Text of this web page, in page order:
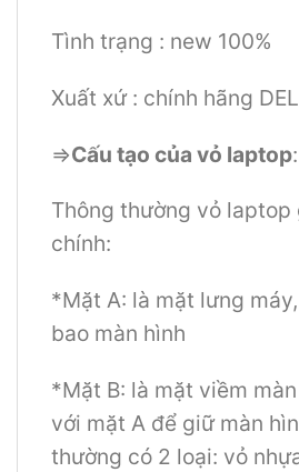
Tình trạng : new 100%
Xuất xứ : chính hãng
=>Cấu tạo của vỏ laptop:
Thông thường vỏ laptop
chính:
*Mặt A: là mặt lưng
bao màn hình
*Mặt B: là mặt viềm
với mặt A để giữ màn
thường có 2 loại: vỏ